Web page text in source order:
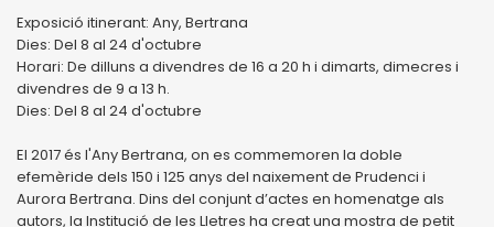
Exposició itinerant: Any, Bertrana
Dies: Del 8 al 24 d'octubre
Horari: De dilluns a divendres de 16 a 20 h i dimarts, dimecres i
divendres de 9 a 13 h.
Dies: Del 8 al 24 d'octubre
El 2017 és l'Any Bertrana, on es commemoren la doble
efemèride dels 150 i 125 anys del naixement de Prudenci i
Aurora Bertrana. Dins del conjunt d’actes en homenatge als
autors, la Institució de les Lletres ha creat una mostra de petit